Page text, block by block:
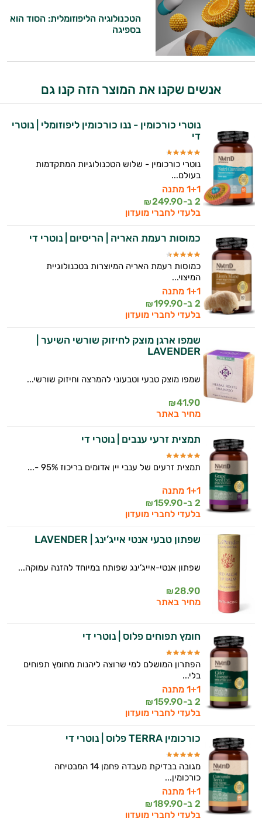
הטכנולוגיה הליפוזומלית: הסוד הוא
בספיגה
אנשים שקנו את המוצר הזה קנו גם
נוטרי כורכומין - ננו כורכומין ליפוזומלי | נוטרי
די
נוטרי כורכומין - שלוש הטכנולוגיות המתקדמות
בעולם...
1+1 מתנה
2 ב-
249.90
₪
בלעדי לחברי מועדון
כמוסות רעמת האריה | הריסיום | נוטרי די
כמוסות רעמת האריה המיוצרות בטכנולוגיית
המיצוי...
1+1 מתנה
2 ב-
199.90
₪
בלעדי לחברי מועדון
שמפו ארגן מוצק לחיזוק שורשי השיער |
LAVENDER
שמפו מוצק טבעי וטבעוני להמרצה וחיזוק שורשי...
41.90
₪
מחיר באתר
תמצית זרעי ענבים | נוטרי די
תמצית זרעים של ענבי יין אדומים בריכוז 95% -...
1+1 מתנה
2 ב-
159.90
₪
בלעדי לחברי מועדון
שפתון טבעי אנטי אייג’ינג | LAVENDER
שפתון אנטי-אייג’ינג שפותח במיוחד להזנה עמוקה...
28.90
₪
מחיר באתר
חומץ תפוחים פלוס | נוטרי די
הפתרון המושלם למי שרוצה ליהנות מחומץ תפוחים
בלי...
1+1 מתנה
2 ב-
159.90
₪
בלעדי לחברי מועדון
כורכומין TERRA פלוס | נוטרי די
מגובה בבדיקת מעבדה פחמן 14 המבטיחה
כורכומין...
1+1 מתנה
2 ב-
189.90
₪
בלעדי לחברי מועדון